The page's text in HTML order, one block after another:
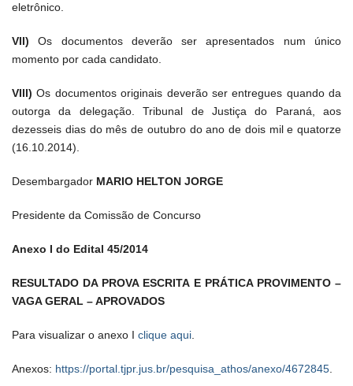
eletrônico.
VII) Os documentos deverão ser apresentados num único
momento por cada candidato.
VIII)Os documentos originais deverão ser entregues quando da
outorga da delegação. Tribunal de Justiça do Paraná, aos
dezesseis dias do mês de outubro do ano de dois mil e quatorze
(16.10.2014).
Desembargador MARIO HELTON JORGE
Presidente da Comissão de Concurso
Anexo I do Edital 45/2014
RESULTADO DA PROVA ESCRITA E PRÁTICA PROVIMENTO –
VAGA GERAL – APROVADOS
Para visualizar o anexo I clique aqui
Anexos: https://portal.tjpr.jus.br/pesquisa_athos/anexo/4672845